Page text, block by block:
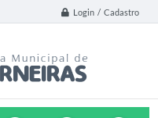
Login / Cadastro